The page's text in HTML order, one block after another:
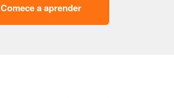
Comece a aprender